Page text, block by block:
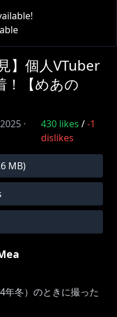
】個人VTuber
！【めあの
·
430 likes /-1
dislikes
MB)
年冬）のときに撮った